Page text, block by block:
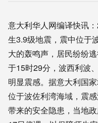
意大利华人网编译快讯
生3.9级地震，震中位于
大的轰鸣声，居民纷纷
于15时29分，波西利波
明显震感。据意大利国
位于波佐利湾海域，震
带来的安全隐患，当地